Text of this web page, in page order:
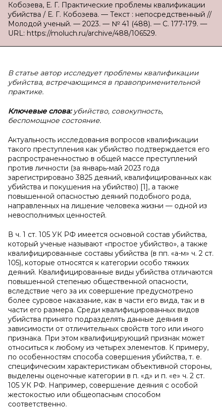
Кобозева, Е. Г. Практические проблемы квалификации
убийства / Е. Г. Кобозева. — Текст : непосредственный //
Молодой ученый. — 2023. — № 41 (488). — С. 177-179. —
URL: https://moluch.ru/archive/488/106529.
В статье автор исследует проблемы квалификации
убийства, встречающимся в правоприменительной
практике.
Ключевые слова: убийство, совокупность,
беспомощное состояние.
Актуальность исследования вопросов квалификации
такого преступления как убийство подтверждается его
распространенностью в общей массе преступлений
против личности (за январь-май 2023 года
зарегистрировано 3825 деяний, квалифицированных как
убийства и покушения на убийство) [1], а также
повышенной опасностью деяний подобного рода,
направленных на лишение человека жизни — одной из
невосполнимых ценностей.
В ч. 1 ст. 105 УК РФ имеется основной состав убийства,
который ученые называют «простое убийство», а также
квалифицированные составы убийства (в пп. «а-м» ч. 2 ст.
105), которые относятся к категории особо тяжких
деяний. Квалифицированные виды убийства отличаются
повышенной степенью общественной опасности,
вследствие чего за их совершение предусмотрено
более суровое наказание, как в части его вида, так и в
части его размера. Среди квалифицированных видов
убийства принято подразделять данные деяния в
зависимости от отличительных свойств того или иного
признака. При этом квалифицирующий признак может
относиться к любому из четырех элементов. К примеру,
по особенностям способа совершения убийства, т. е.
специфическим характеристикам объективной стороны,
выделены оценочные категории в п. «д» и п. «е» ч. 2 ст.
105 УК РФ. Например, совершение деяния с особой
жестокостью или общеопасным способом
соответственно.